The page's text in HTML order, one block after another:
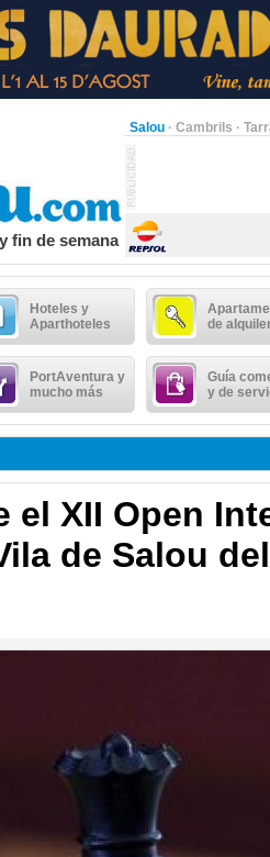
Salou · Cambrils ·
fin de semana
Hoteles y
Aparthoteles
de
PortAventura y
mucho más
Guía
y de
el XII Open
de Salou